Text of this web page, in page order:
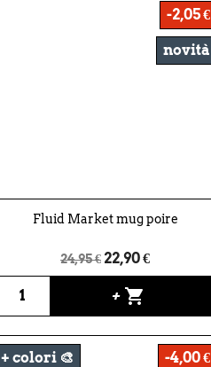
Fluid Market mug poire
24,95 € 22,90 €
+ shopping_cart
-2,05 €
novità
-4,00 €
+ colori 🎨